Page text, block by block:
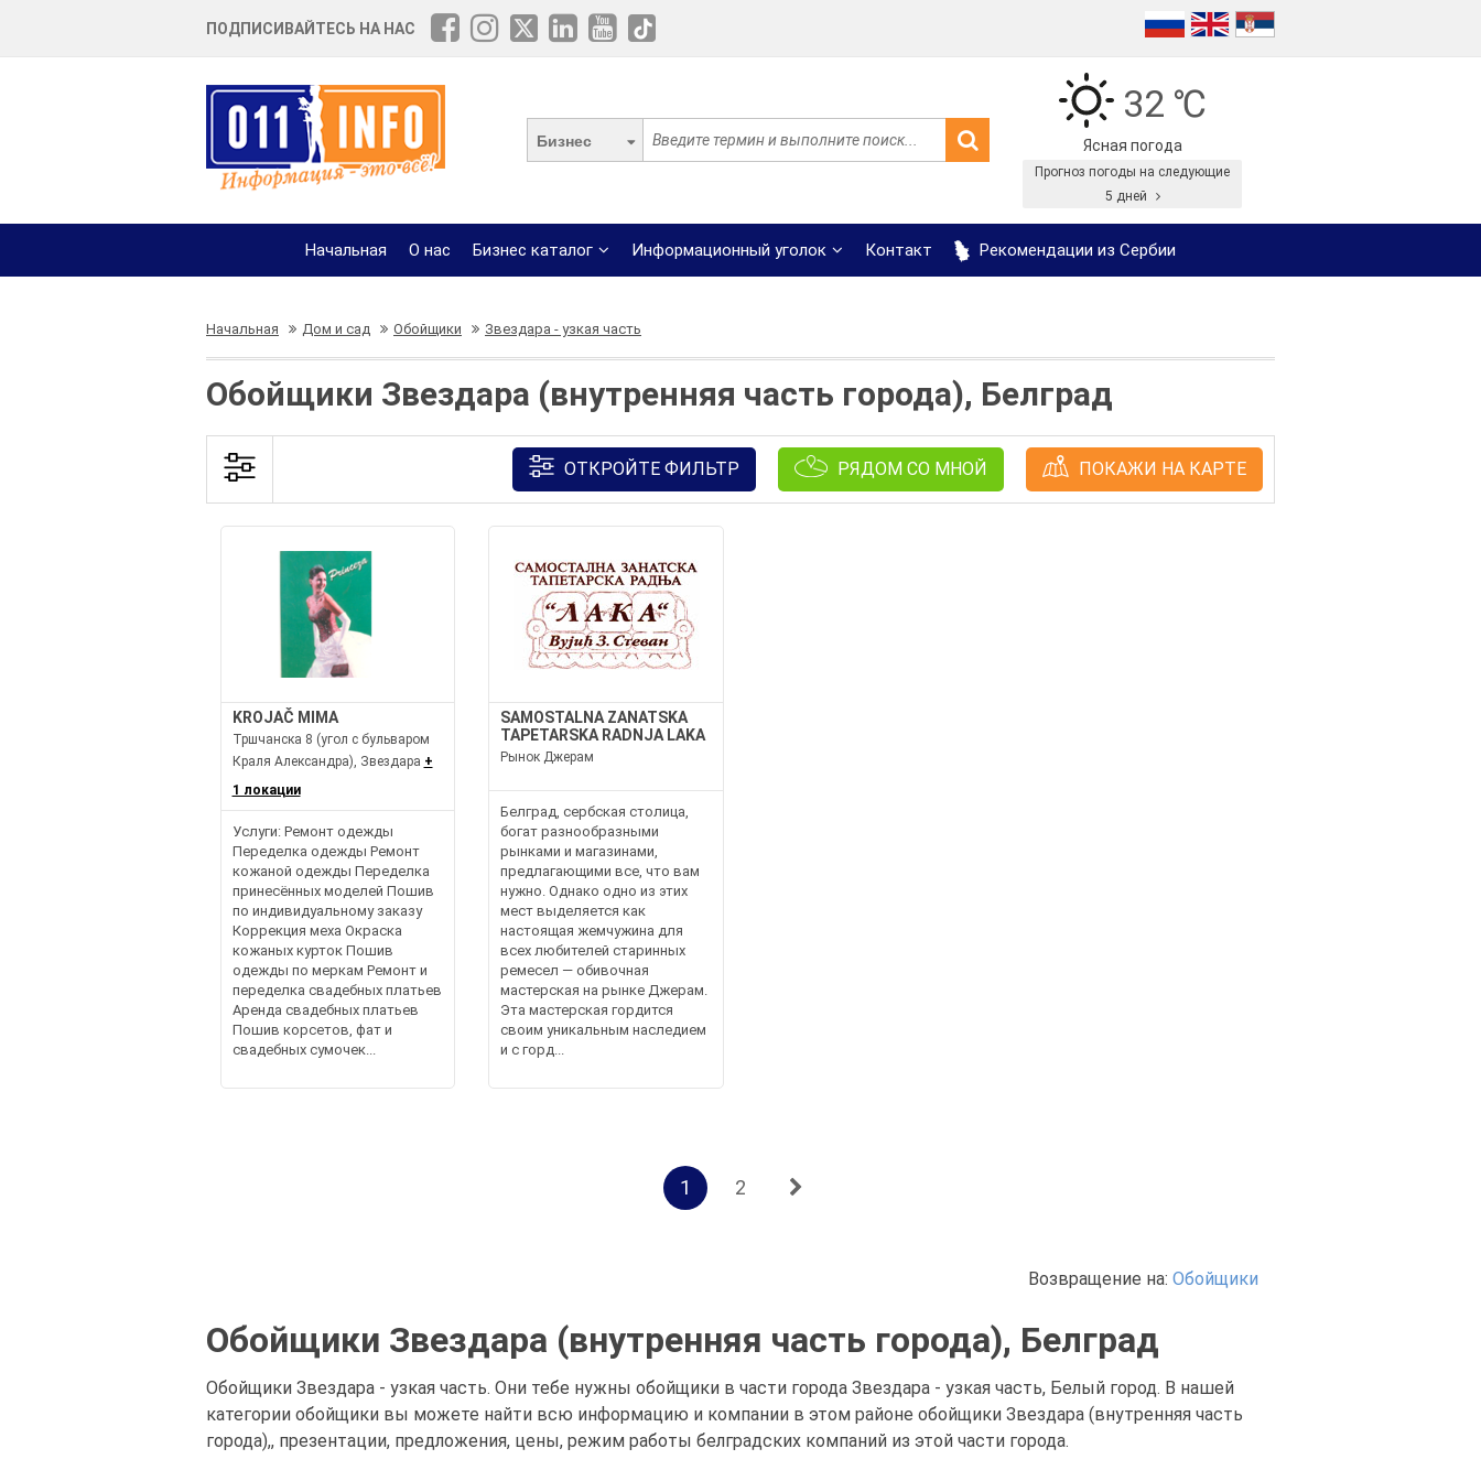
ПОДПИСИВАЙТЕСЬ НА НАС
Бизнес
32 ℃
Ясная погода
Прогноз погоды на следующие
5 дней
Начальная О нас Бизнес каталог Информационный уголок Контакт Рекомендации из Сербии
Начальная Дом и сад Обойщики Звездара - узкая часть
Обойщики Звездара (внутренняя часть города), Белград
ОТКРОЙТЕ ФИЛЬТР РЯДОМ СО МНОЙ ПОКАЖИ НА КАРТЕ
KROJAČ MIMA
Тршчанска 8 (угол с бульваром
Краля Александра), Звездара +
1 локации
Услуги: Ремонт одежды
Переделка одежды Ремонт
кожаной одежды Переделка
принесённых моделей Пошив
по индивидуальному заказу
Коррекция меха Окраска
кожаных курток Пошив
одежды по меркам Ремонт и
переделка свадебных платьев
Аренда свадебных платьев
Пошив корсетов, фат и
свадебных сумочек...
SAMOSTALNA ZANATSKA
TAPETARSKA RADNJA LAKA
Рынок Джерам
Белград, сербская столица,
богат разнообразными
рынками и магазинами,
предлагающими все, что вам
нужно. Однако одно из этих
мест выделяется как
настоящая жемчужина для
всех любителей старинных
ремесел — обивочная
мастерская на рынке Джерам.
Эта мастерская гордится
своим уникальным наследием
и с горд...
1 2
Возвращение на: Обойщики
Обойщики Звездара (внутренняя часть города), Белград
Обойщики Звездара - узкая часть. Они тебе нужны обойщики в части города Звездара - узкая часть, Белый город. В нашей
категории обойщики вы можете найти всю информацию и компании в этом районе обойщики Звездара (внутренняя часть
города),, презентации, предложения, цены, режим работы белградских компаний из этой части города.